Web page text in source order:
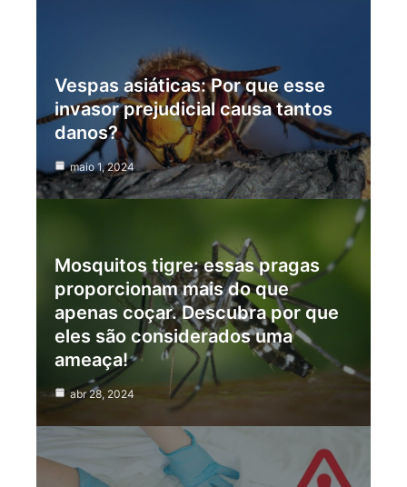
Vespas asiáticas: Por que esse
invasor prejudicial causa tantos
danos?
maio 1, 2024
Mosquitos tigre: essas pragas
proporcionam mais do que
apenas coçar. Descubra por que
eles são considerados uma
ameaça!
abr 28, 2024